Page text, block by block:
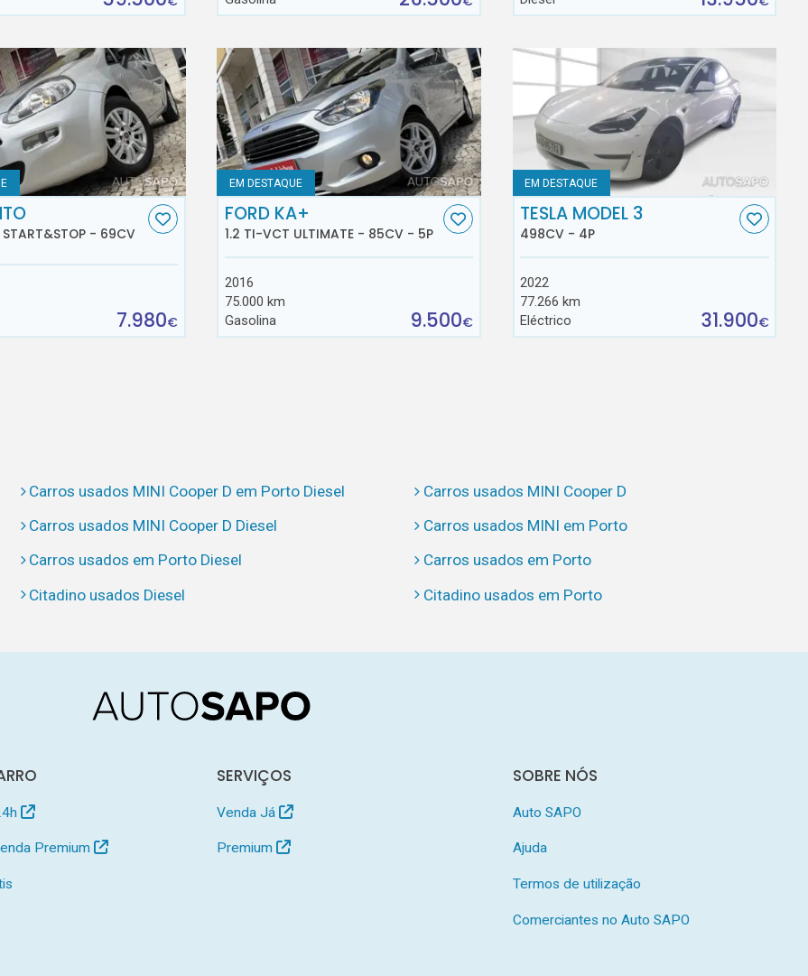
START&STOP - 69CV
7.980€
EM DESTAQUE
FORD KA+
1.2 TI-VCT ULTIMATE - 85CV - 5P
2016
75.000 km
Gasolina
9.500€
EM DESTAQUE
TESLA MODEL 3
498CV - 4P
2022
77.266 km
Eléctrico
31.900€
Carros usados MINI Cooper D em Porto Diesel
Carros usados MINI Cooper D
Carros usados MINI Cooper D Diesel
Carros usados MINI em Porto
Carros usados em Porto Diesel
Carros usados em Porto
Citadino usados Diesel Citadino usados em Porto
Premium
SERVIÇOS
Venda Já
Premium
SOBRE NÓS
Auto SAPO
Ajuda
Termos de utilização
Comerciantes no Auto SAPO